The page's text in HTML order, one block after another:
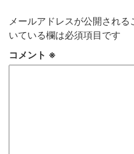
メールアドレスが公開される
いている欄は必須項目です
コメント ※